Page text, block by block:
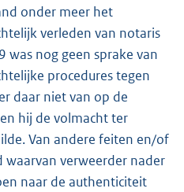
onder meer het
verleden van notaris
was nog geen sprake van
procedures tegen
daar niet van op de
hij de volmacht ter
Van andere feiten en/of
verweerder nader
naar de authenticiteit